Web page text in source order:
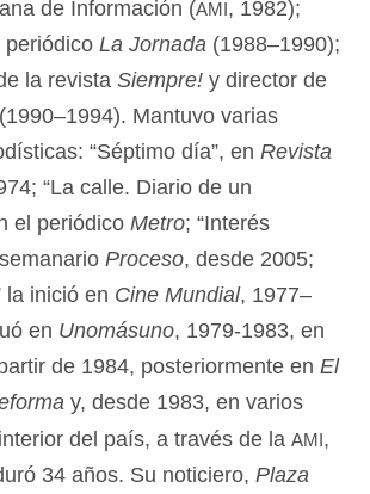
de Información (ami, 1982);
periódico La Jornada (1988–1990);
la revista Siempre! y director de
(1990–1994). Mantuvo varias
“Séptimo día”, en Revista
“La calle. Diario de un
el periódico Metro; “Interés
Proceso, desde 2005;
la inició en Cine Mundial, 1977–
en Unomásuno, 1979-1983, en
de 1984, posteriormente en El
y, desde 1983, en varios
del país, a través de la ami,
34 años. Su noticiero, Plaza